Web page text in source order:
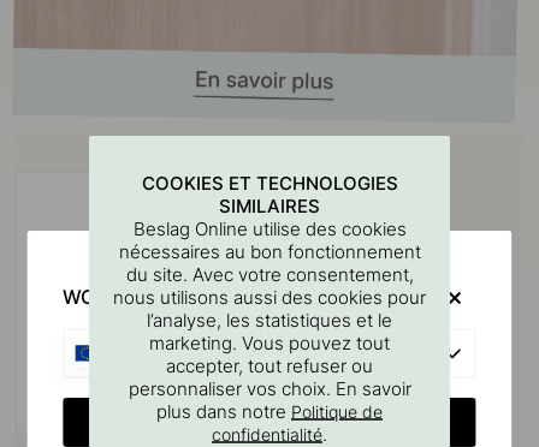
+ TAILLES
COOKIES ET TECHNOLOGIES
SIMILAIRES
Beslag Online utilise des cookies
nécessaires au bon fonctionnement
du site. Avec votre consentement,
nous utilisons aussi des cookies pour
l’analyse, les statistiques et le
marketing. Vous pouvez tout
accepter, tout refuser ou
personnaliser vos choix. En savoir
plus dans notre Politique de
confidentialité.
WOULD YOU RATHER VISIT?
CHANGE COUNTRY